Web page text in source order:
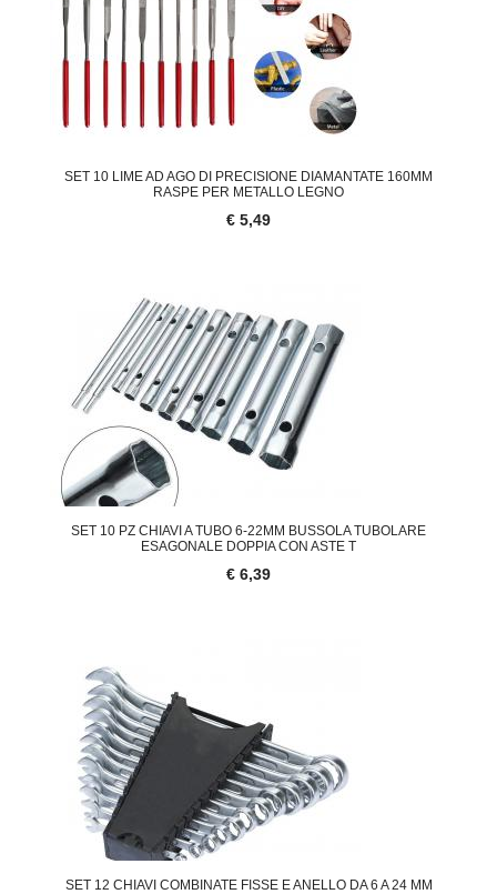
SET 10 LIME AD AGO DI PRECISIONE DIAMANTATE 160MM
RASPE PER METALLO LEGNO
€ 5,49
SET 10 PZ CHIAVI A TUBO 6-22MM BUSSOLA TUBOLARE
ESAGONALE DOPPIA CON ASTE T
€ 6,39
SET 12 CHIAVI COMBINATE FISSE E ANELLO DA 6 A 24 MM